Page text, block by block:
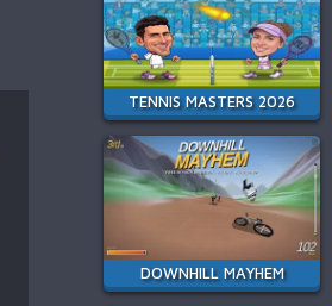
TENNIS MASTERS 2026
DOWNHILL MAYHEM